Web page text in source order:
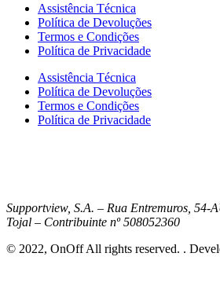
Assistência Técnica
Política de Devoluções
Termos e Condições
Política de Privacidade
Assistência Técnica
Política de Devoluções
Termos e Condições
Política de Privacidade
Supportview, S.A. – Rua Entremuros, 54-
Tojal – Contribuinte nº 508052360
© 2022, OnOff All rights reserved. .